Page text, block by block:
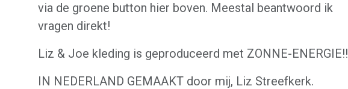
via de groene button hier boven. Meestal beantwoord ik
vragen direkt!
Liz & Joe kleding is geproduceerd met ZONNE-ENERGIE!!
IN NEDERLAND GEMAAKT door mij, Liz Streefkerk.